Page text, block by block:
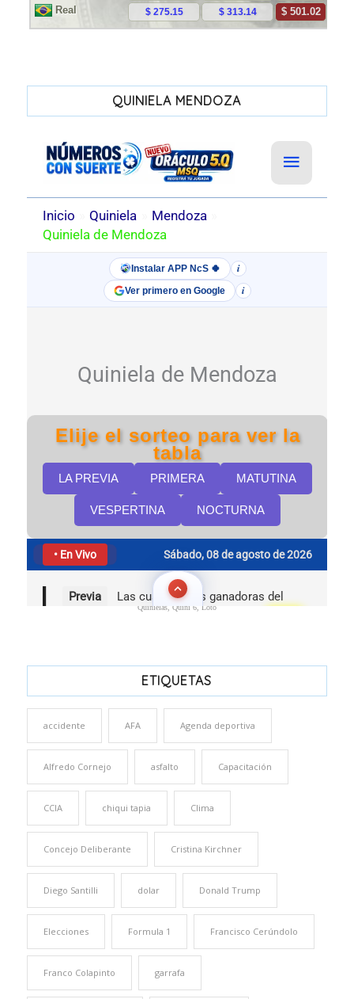
QUINIELA MENDOZA
Quinielas, Quini 6, Loto
ETIQUETAS
accidente AFA Agenda deportiva
Alfredo Cornejo asfalto Capacitación
CCIA chiqui tapia Clima
Concejo Deliberante Cristina Kirchner
Diego Santilli dolar Donald Trump
Elecciones Formula 1 Francisco Cerúndolo
Franco Colapinto garrafa